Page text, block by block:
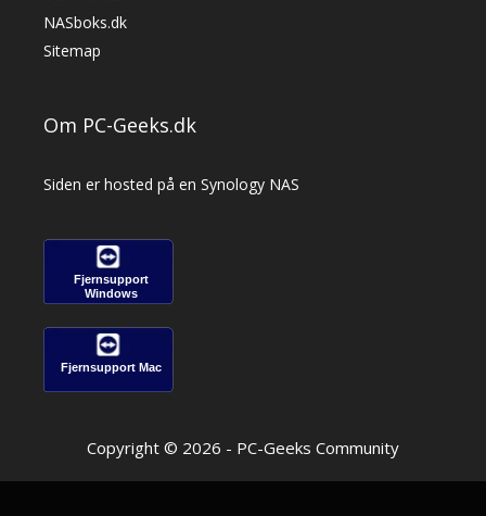
NASboks.dk
Sitemap
Om PC-Geeks.dk
Siden er hosted på en Synology NAS
Fjernsupport
Windows
Fjernsupport Mac
Copyright © 2026 - PC-Geeks Community